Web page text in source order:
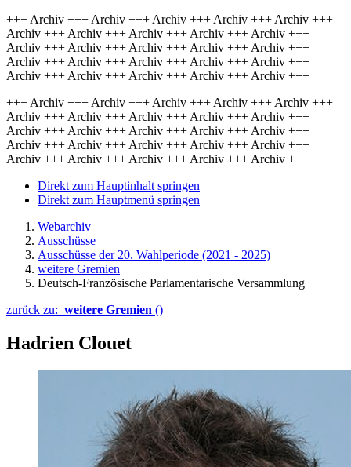
+++ Archiv +++ Archiv +++ Archiv +++ Archiv +++ Archiv +++
Archiv +++ Archiv +++ Archiv +++ Archiv +++ Archiv +++
Archiv +++ Archiv +++ Archiv +++ Archiv +++ Archiv +++
Archiv +++ Archiv +++ Archiv +++ Archiv +++ Archiv +++
Archiv +++ Archiv +++ Archiv +++ Archiv +++ Archiv +++
+++ Archiv +++ Archiv +++ Archiv +++ Archiv +++ Archiv +++
Archiv +++ Archiv +++ Archiv +++ Archiv +++ Archiv +++
Archiv +++ Archiv +++ Archiv +++ Archiv +++ Archiv +++
Archiv +++ Archiv +++ Archiv +++ Archiv +++ Archiv +++
Archiv +++ Archiv +++ Archiv +++ Archiv +++ Archiv +++
Direkt zum Hauptinhalt springen
Direkt zum Hauptmenü springen
Webarchiv
Ausschüsse
Ausschüsse der 20. Wahlperiode (2021 - 2025)
weitere Gremien
Deutsch-Französische Parlamentarische Versammlung
zurück zu: weitere Gremien ()
Hadrien Clouet